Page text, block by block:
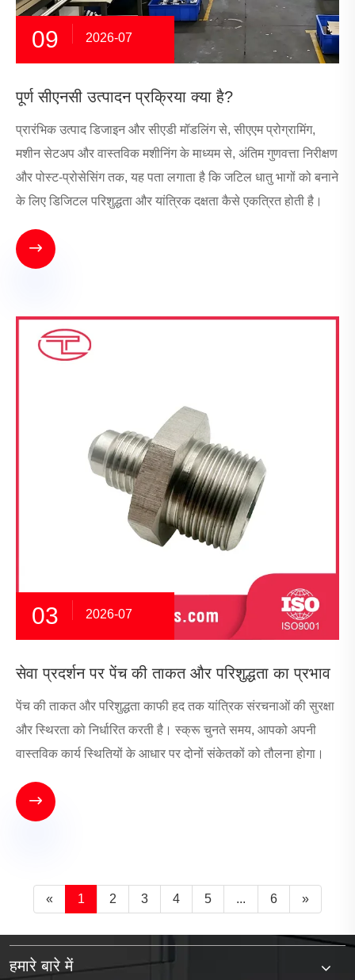
09 2026-07
पूर्ण सीएनसी उत्पादन प्रक्रिया क्या है?
प्रारंभिक उत्पाद डिजाइन और सीएडी मॉडलिंग से, सीएएम प्रोग्रामिंग,
मशीन सेटअप और वास्तविक मशीनिंग के माध्यम से, अंतिम गुणवत्ता निरीक्षण
और पोस्ट-प्रोसेसिंग तक, यह पता लगाता है कि जटिल धातु भागों को बनाने
के लिए डिजिटल परिशुद्धता और यांत्रिक दक्षता कैसे एकत्रित होती है।

03 2026-07
सेवा प्रदर्शन पर पेंच की ताकत और परिशुद्धता का प्रभाव
पेंच की ताकत और परिशुद्धता काफी हद तक यांत्रिक संरचनाओं की सुरक्षा
और स्थिरता को निर्धारित करती है। स्क्रू चुनते समय, आपको अपनी
वास्तविक कार्य स्थितियों के आधार पर दोनों संकेतकों को तौलना होगा।

« 1 2 3 4 5 ... 6 »
हमारे बारे में